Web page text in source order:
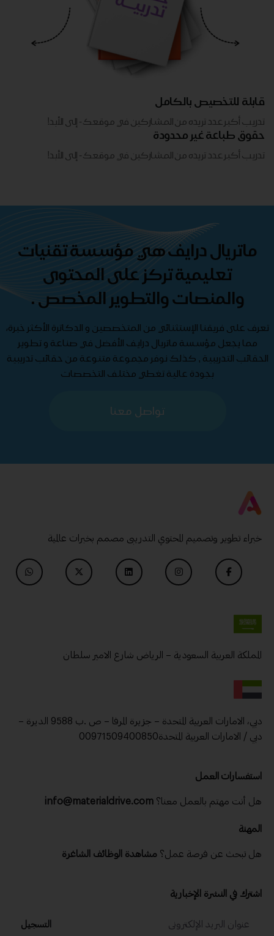
قابلة للتخصيص بالكامل
تدريب أكبر عدد تريده من المشاركين في موقعك - ​​إلى الأبد!
حقوق طباعة غير محدودة
تدريب أكبر عدد تريده من المشاركين في موقعك - ​​إلى الأبد!
ماتريال درايف هي مؤسسة تقنيات
تعليمية تركز على المحتوى
والمنصات والتطوير المخصص .
تعرف على فريقنا الإستثنائي من المتخصصين و الدكاترة الأكثر خبرة،
مما يجعل مؤسسة ماتريال درايف الأفضل في صناعة و تطوير
الحقائب التدريبية , كذلك نوفر مجموعة متنوعة من حقائب تدريبية
بجودة عالية تغطي مختلف التخصصات
تواصل معنا
خبراء تطوير وتصميم المحتوي التدريبى مصمم بخبرات عالمية
المملكة العربية السعودية – الرياض شارع الامير سلطان
دبي، الامارات العربية المتحدة – جزيرة المرفا – ص .ب 9588 الديرة –
دبي / الامارات العربية المتحدة00971509400850
استفسارات العمل
هل أنت مهتم بالعمل معنا؟ info@materialdrive.com
المهنة
هل تبحث عن فرصة عمل؟ مشاهدة الوظائف الشاغرة
اشترك في النشرة الإخبارية
التسجيل